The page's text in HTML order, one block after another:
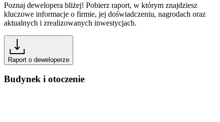
Poznaj dewelopera bliżej! Pobierz raport, w którym znajdziesz
kluczowe informacje o firmie, jej doświadczeniu, nagrodach oraz
aktualnych i zrealizowanych inwestycjach.
Raport o deweloperze
Budynek i otoczenie